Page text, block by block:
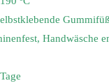
Handwäsche